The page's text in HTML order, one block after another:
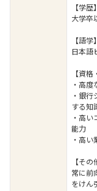
【学歴】
大学卒
【語学】
日本語
【資格
・高
・銀
する知
・高
能力
・高
【その
常に前
をけん